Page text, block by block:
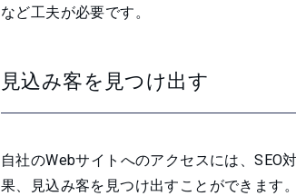
など工夫が必要です。
見込み客を見つけ出す
自社のWebサイトへのアクセスには、SEO
果、見込み客を見つけ出すことができます。